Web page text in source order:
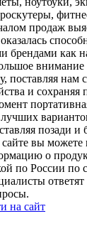
продаж
как
внимание
поставляя нам
и сохраняя
лучших
позади
вы можете
о
по России
ответят
на сайт